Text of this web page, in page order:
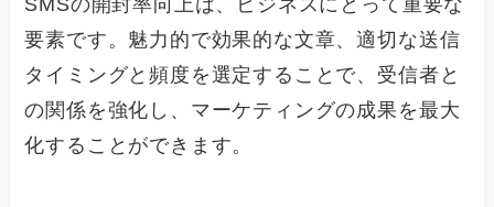
要素です。魅力的で効果的な文章、適切な送信
タイミングと頻度を選定することで、受信者と
の関係を強化し、マーケティングの成果を最大
化することができます。